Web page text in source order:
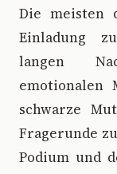
Die meisten
Einladung
langen
emotionalen
schwarze
Fragerunde
Podium und